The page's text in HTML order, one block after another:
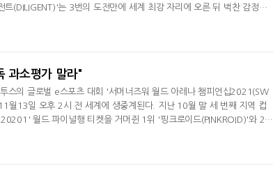
(DILIGENT)'는 3번의 도전만에 세계 최강 자리에 오른 뒤 벅찬 감정을
던 '딜리전트'는 13일 온라인 개최된 'SWC20201' 결승전에서 유럽의
과소평가 말라"
스의 글로벌 e스포츠 대회 '서머너즈워 월드 아레나 챔피언십2021(SW
월13일 오후 2시 전 세계에 생중계된다. 지난 10월 말 세 번째 지역 컵
월드 파이널행 티켓을 거머쥔 1위 '핑크로이드(PINKROID)'와 2위
는 역대 지역컵 우승자와 지난 대회 파이널리스트들을 잇따라 물리치고